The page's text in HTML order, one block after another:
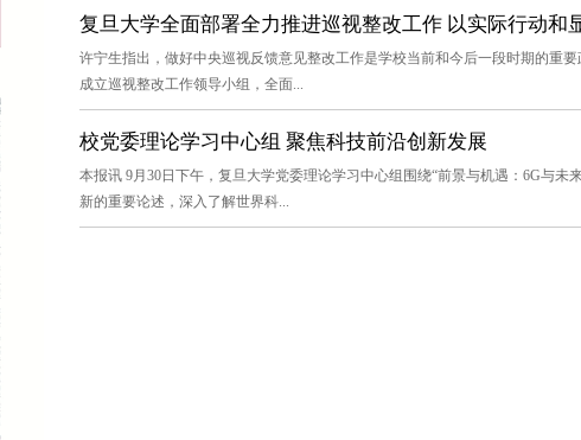
复旦大学全面部署全力推进巡视整改工作 以实际行动和
许宁生指出，做好中央巡视反馈意见整改工作是学校当前和今后一段时期的重
成立巡视整改工作领导小组，全面...
校党委理论学习中心组 聚焦科技前沿创新发展
本报讯 9月30日下午，复旦大学党委理论学习中心组围绕“前景与机遇：6G与未
新的重要论述，深入了解世界科...